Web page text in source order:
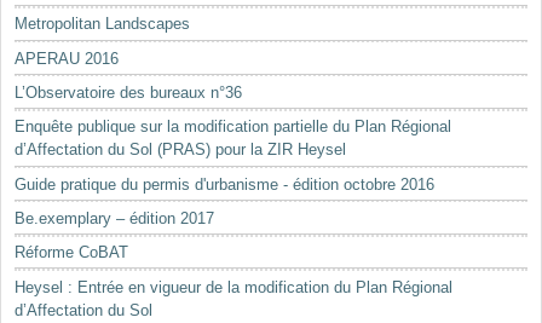
Metropolitan Landscapes
APERAU 2016
L’Observatoire des bureaux n°36
Enquête publique sur la modification partielle du Plan Régional
d’Affectation du Sol (PRAS) pour la ZIR Heysel
Guide pratique du permis d'urbanisme - édition octobre 2016
Be.exemplary – édition 2017
Réforme CoBAT
Heysel : Entrée en vigueur de la modification du Plan Régional
d’Affectation du Sol